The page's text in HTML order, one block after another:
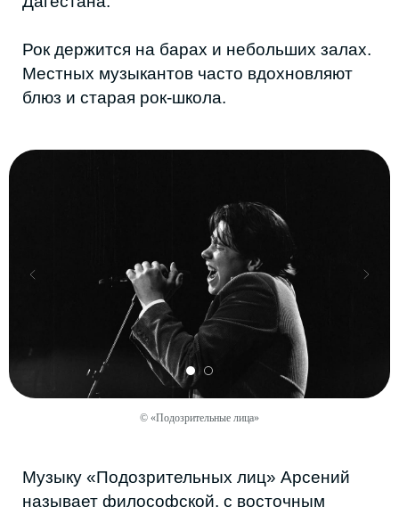
© «Подозрительные лица»
«ТриИкс» раньше выпускал музыку под
проектом Suft — у него уже тогда была
заметная аудитория. Сейчас музыкант
выкладывает треки в Telegram и
«Мы стараемся поддерживать друг
друга. Это в своём роде братство, и
не только в музыке».